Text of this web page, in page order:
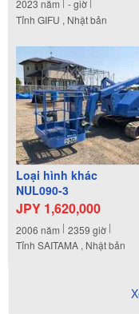
2023 năm -giờ
Tỉnh GIFU , Nhật bản
Loại hình khác
NUL090-3
JPY 1,620,000
2006 năm 2359 giờ
Tỉnh SAITAMA , Nhật bản